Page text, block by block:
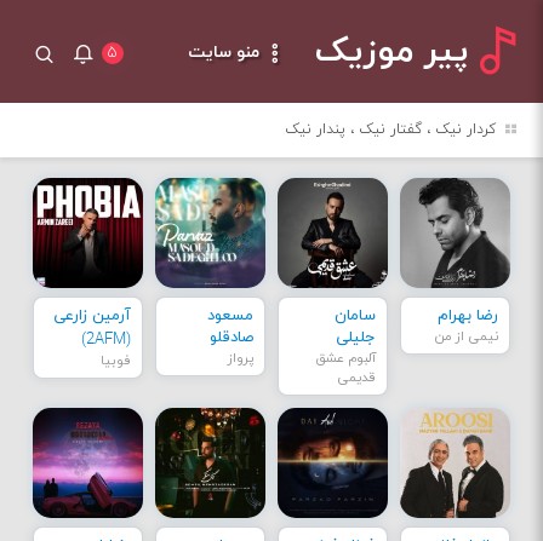
پیر موزیک منو سایت ۵
کردار نیک ، گفتار نیک ، پندار نیک
رضا بهرام
نیمی از من
سامان
جلیلی
آلبوم عشق
قدیمی
مسعود
صادقلو
پرواز
آرمین زارعی
(2AFM)
فوبیا